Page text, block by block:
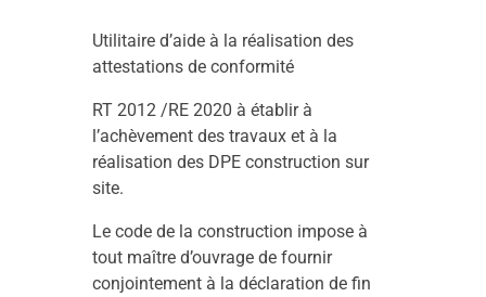
Utilitaire d’aide à la réalisation des
attestations de conformité
RT 2012 /RE 2020 à établir à
l’achèvement des travaux et à la
réalisation des DPE construction sur
site.
Le code de la construction impose à
tout maître d’ouvrage de fournir
conjointement à la déclaration de fin